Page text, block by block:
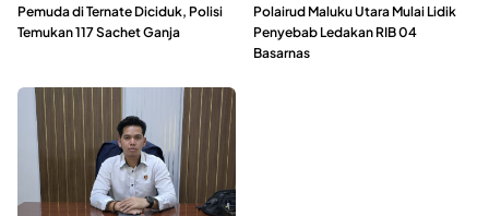
Pemuda di Ternate Diciduk, Polisi
Temukan 117 Sachet Ganja
Polairud Maluku Utara Mulai Lidik
Penyebab Ledakan RIB 04
Basarnas